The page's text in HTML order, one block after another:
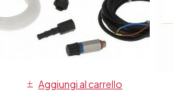
Aggiungi al carrello